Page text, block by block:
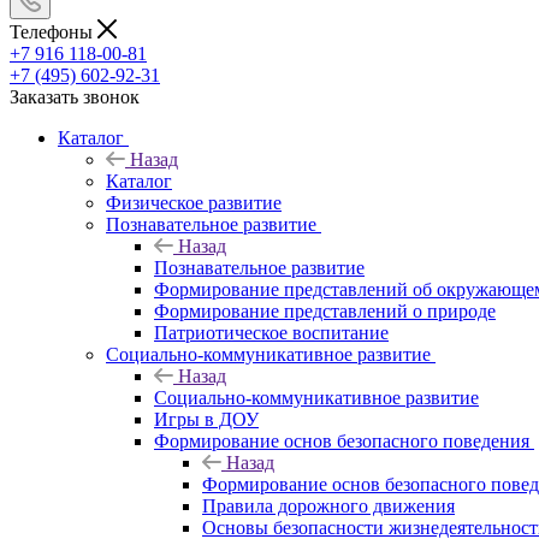
Телефоны
+7 916 118-00-81
+7 (495) 602-92-31
Заказать звонок
Каталог
Назад
Каталог
Физическое развитие
Познавательное развитие
Назад
Познавательное развитие
Формирование представлений об
Формирование представлений о природе
Патриотическое воспитание
Социально-коммуникативное развитие
Назад
Социально-коммуникативное развитие
Игры в ДОУ
Формирование основ безопасного поведения
Назад
Формирование основ безопасного
Правила дорожного движения
Основы безопасности